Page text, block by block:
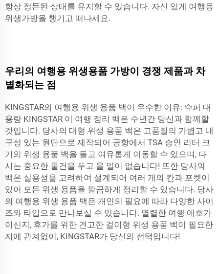
항상 정돈된 상태를 유지할 수 있습니다. 자신 있게 여행용
위생가방을 챙기고 떠나세요.
우리의 여행용 위생용품 가방이 경쟁 제품과 차
별화되는 점
KINGSTAR의 여행용 위생 용품 백이 우수한 이유: 슈퍼 대
용량 KINGSTAR 이 여행 정리 백은 수년간 당신과 함께할
것입니다. 당사의 대형 위생 용품 백은 고품질의 가볍고 내
구성 있는 원단으로 제작되어 공항에서 TSA 승인 리터 크
기의 위생 용품 백을 들고 여유롭게 이동할 수 있으며, 다
시는 중요한 물건을 두고 올 일이 없습니다! 또한 당사의
백은 실용성을 고려하여 설계되어 여러 개의 칸과 포켓이
있어 모든 위생 용품을 깔끔하게 정리할 수 있습니다. 당사
의 여행용 위생 용품 백은 개인의 필요에 따라 다양한 사이
즈와 타입으로 만나보실 수 있습니다. 열렬한 여행 애호가
이신지, 휴가를 위한 견고한 걸이형 위생 용품 백이 필요한
지에 관계없이, KINGSTAR가 당신의 선택입니다!